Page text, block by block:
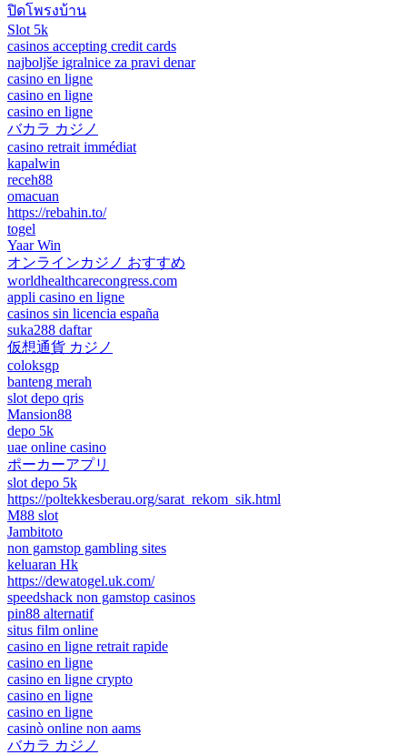
ปิดโพรงบ้าน
Slot 5k
casinos accepting credit cards
najboljše igralnice za pravi denar
casino en ligne
casino en ligne
casino en ligne
バカラ カジノ
casino retrait immédiat
kapalwin
receh88
omacuan
https://rebahin.to/
togel
Yaar Win
オンラインカジノ おすすめ
worldhealthcarecongress.com
appli casino en ligne
casinos sin licencia españa
suka288 daftar
仮想通貨 カジノ
coloksgp
banteng merah
slot depo qris
Mansion88
depo 5k
uae online casino
ポーカーアプリ
slot depo 5k
https://poltekkesberau.org/sarat_rekom_sik.html
M88 slot
Jambitoto
non gamstop gambling sites
keluaran Hk
https://dewatogel.uk.com/
speedshack non gamstop casinos
pin88 alternatif
situs film online
casino en ligne retrait rapide
casino en ligne
casino en ligne crypto
casino en ligne
casino en ligne
casinò online non aams
バカラ カジノ